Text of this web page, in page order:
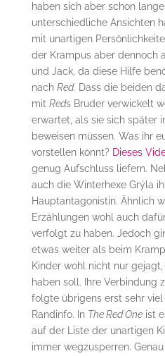
haben sich aber schon
unterschiedliche Ansichten
mit unartigen
der Krampus aber dennoch
und Jack, da diese Hilfe
nach Red. Dass die beiden
mit Reds Bruder verwickelt
erwartet, als sie sich später
beweisen müssen. Was ihr
vorstellen könnt? Dieses
genug Aufschluss liefern.
auch die Winterhexe Grýla
Hauptantagonistin. Ähnlich
Erzählungen wohl auch
verfolgt zu haben. Jedoch
etwas weiter als beim
Kinder wohl nicht nur
haben soll. Ihre Verbindung
folgte übrigens erst sehr
Randinfo. In The Red Oneist
auf der Liste der unartigen
immer wegzusperren.